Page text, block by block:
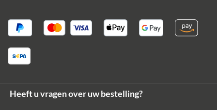
Heeft u vragen over uw bestelling?